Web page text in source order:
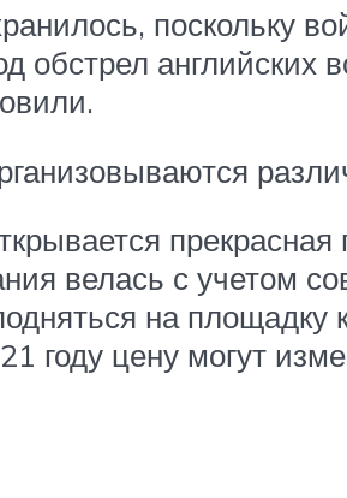
поскольку
обстрел
прекрасная
велась с учетом
на площадку
году цену могут